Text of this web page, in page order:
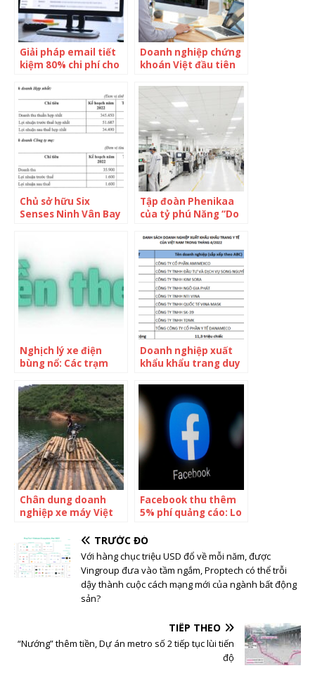
Giải pháp email tiết
kiệm 80% chi phí cho
Google chính thức
ngừng cung cấp miễn
phí G Suite
Doanh nghiệp chứng
khoán Việt đầu tiên
trọn đời
Chủ sở hữu Six
Senses Ninh Vân Bay
và miễn nhiệm ông
Hồ Việt Hà khỏi HĐQT
Tập đoàn Phenikaa
của tỷ phú Năng “Do
thành công “Công
nghệ chiếu sáng tự
nhiên” lần đầu tiên
tại Việt Nam: Phổ ánh
sáng tự nhiên như
ánh sáng mặt trời,
tối ưu hấp thụ cho
mắt người
Nghịch lý xe điện
bùng nổ: Các trạm
tranh nhau, giá sạc
mỗi nơi một khác
thậm chí miễn phí
Doanh nghiệp xuất
khẩu khẩu trang duy
khoán đang làm ăn
ra sao?
Chân dung doanh
nghiệp xe máy Việt
các tỉnh Tây Bắc: Bán
dòng xe Win cho bà
con miền núi, đèo lợn
leo dốc cực khỏe, giờ
đây làm cả xe máy
Facebook thu thêm
5% phí quảng cáo: Lo
TRƯỚC ĐÓ
Với hàng chục triệu USD đổ về mỗi năm, được
Vingroup đưa vào tầm ngắm, Proptech có thể trỗi
dậy thành cuộc cách mạng mới của ngành bất động
sản?
TIẾP THEO
“Nướng” thêm tiền, Dự án metro số 2 tiếp tục lùi tiến
độ